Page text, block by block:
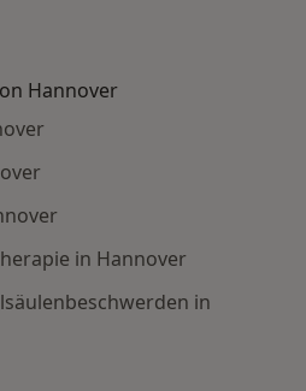
Hannover
in Hannover
in